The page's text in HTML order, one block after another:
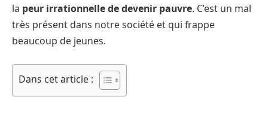
la peur irrationnelle de devenir pauvre. C’est un mal
très présent dans notre société et qui frappe
beaucoup de jeunes.
Dans cet article :